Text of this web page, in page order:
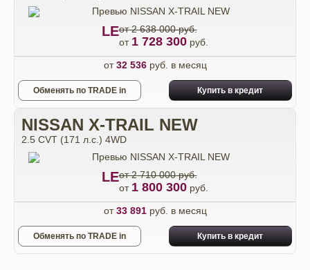
LEот 2 638 000 руб.
от 1 728 300руб.
от32 536руб. в месяц
Обменять по TRADE in Купить в кредит
NISSAN X-TRAIL NEW
2.5 CVT (171 л.с.) 4WD
LEот 2 710 000 руб.
от 1 800 300руб.
от33 891руб. в месяц
Обменять по TRADE in Купить в кредит